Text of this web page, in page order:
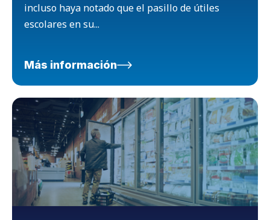
incluso haya notado que el pasillo de útiles
escolares en su...
Más información